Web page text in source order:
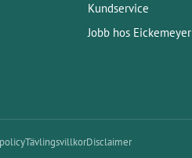
Kundservice
Jobb hos Eickemeyer
TävlingsvillkorDisclaimer